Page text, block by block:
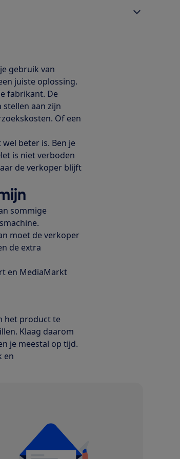
gebruik van
juiste oplossing.
fabrikant. De
aan zijn
Of een
beter is. Ben je
is niet verboden
de verkoper blijft
sommige
moet de verkoper
de extra
en MediaMarkt
het product te
Klaag daarom
je meestal op tijd.
en